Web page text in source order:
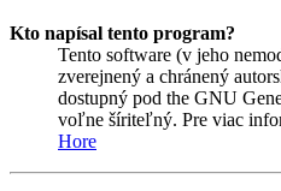
Kto napísal tento program?
Tento software (v jeho
zverejnený a chránený
dostupný pod the GNU
voľne šíriteľný. Pre viac
Hore